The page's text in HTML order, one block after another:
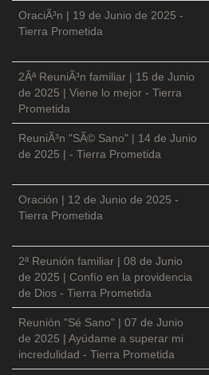
OraciÃ³n | 19 de Junio de 2025 -
Tierra Prometida
2Âª ReuniÃ³n familiar | 15 de Junio
de 2025 | Viene lo mejor - Tierra
Prometida
ReuniÃ³n "SÃ© Sano" | 14 de Junio
de 2025 | - Tierra Prometida
Oración | 12 de Junio de 2025 -
Tierra Prometida
2ª Reunión familiar | 08 de Junio
de 2025 | Confío en la providencia
de Dios - Tierra Prometida
Reunión "Sé Sano" | 07 de Junio
de 2025 | Ayúdame a superar mi
incredulidad - Tierra Prometida